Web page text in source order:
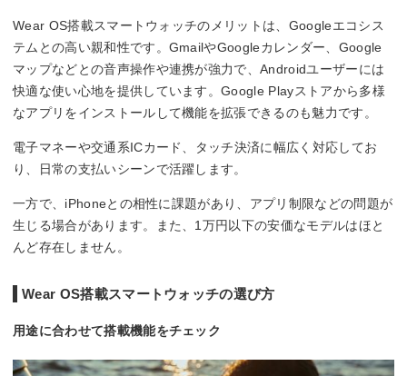
Wear OS搭載スマートウォッチのメリットは、Googleエコシス
テムとの高い親和性です。GmailやGoogleカレンダー、Google
マップなどとの音声操作や連携が強力で、Androidユーザーには
快適な使い心地を提供しています。Google Playストアから多様
なアプリをインストールして機能を拡張できるのも魅力です。
電子マネーや交通系ICカード、タッチ決済に幅広く対応してお
り、日常の支払いシーンで活躍します。
一方で、iPhoneとの相性に課題があり、アプリ制限などの問題が
生じる場合があります。また、1万円以下の安価なモデルはほと
んど存在しません。
Wear OS搭載スマートウォッチの選び方
用途に合わせて搭載機能をチェック